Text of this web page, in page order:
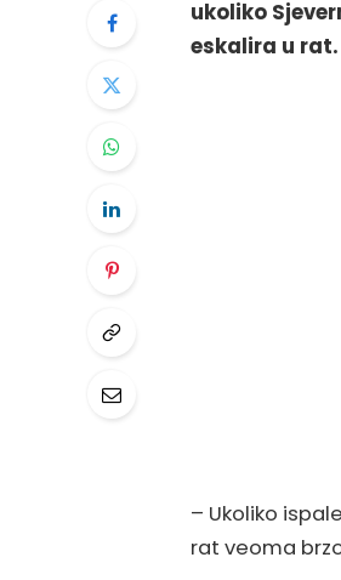
ukoliko
eskalira u rat.
– Ukoliko
rat veoma